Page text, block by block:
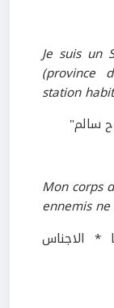
Je suis un
(province
station
سالم"
Mon corps
ennemis ne
* الاجناس